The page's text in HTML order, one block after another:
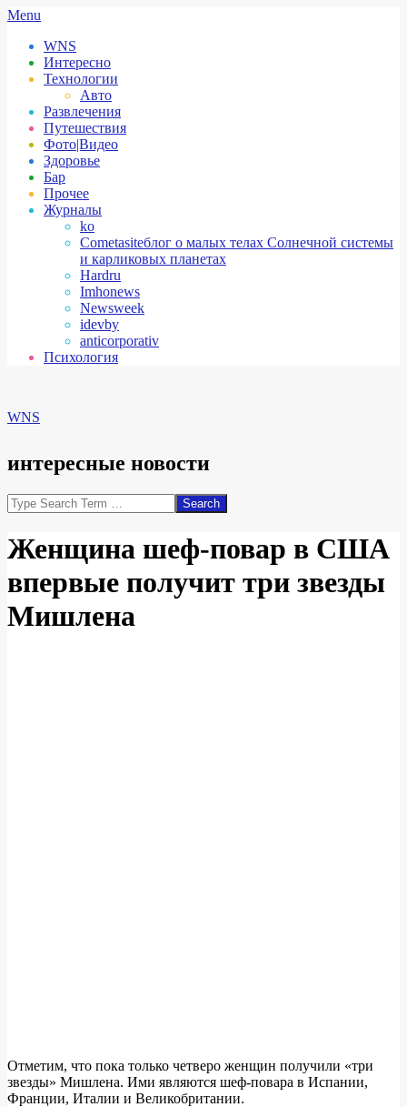
Skip
content
Secondary
Menu
Menu
WNS
Интересно
Технологии
Авто
Развлечения
Путешествия
Фото|Видео
Здоровье
Бар
Прочее
Журналы
ko
Cometasiteблог о малых телах Солнечной системы
и карликовых планетах
Hardru
Imhonews
Newsweek
idevby
anticorporativ
Психология
WNS
интересные новости
Search
Женщина шеф-повар в США
впервые получит три звезды
Мишлена
Отметим, что пока только четверо женщин получили «три
звезды» Мишлена. Ими являются шеф-повара в Испании,
Франции, Италии и Великобритании.